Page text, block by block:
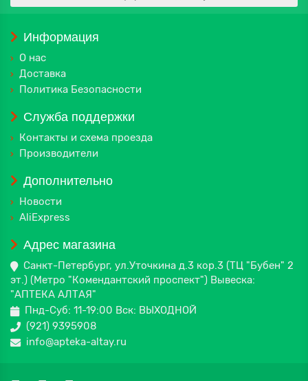
Информация
О нас
Доставка
Политика Безопасности
Служба поддержки
Контакты и схема проезда
Производители
Дополнительно
Новости
AliExpress
Адрес магазина
Санкт-Петербург, ул.Уточкина д.3 кор.3 (ТЦ "Бубен" 2
эт.) (Метро "Комендантский проспект") Вывеска:
"АПТЕКА АЛТАЯ"
Пнд-Суб: 11-19:00 Вск: ВЫХОДНОЙ
(921) 9395908
info@apteka-altay.ru